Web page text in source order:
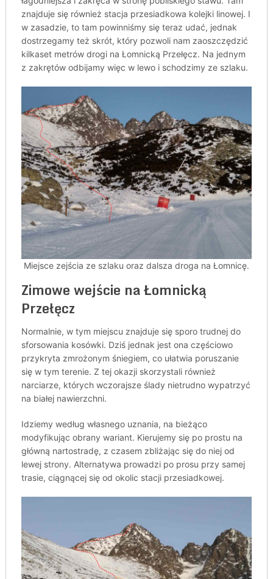
znajduje się również stacja przesiadkowa kolejki linowej. I
w zasadzie, to tam powinniśmy się teraz udać, jednak
dostrzegamy też skrót, który pozwoli nam zaoszczędzić
kilkaset metrów drogi na Łomnicką Przełęcz. Na jednym
z zakrętów odbijamy więc w lewo i schodzimy ze szlaku.
Miejsce zejścia ze szlaku oraz dalsza droga na Łomnicę.
Zimowe wejście na Łomnicką
Przełęcz
Normalnie, w tym miejscu znajduje się sporo trudnej do
sforsowania kosówki. Dziś jednak jest ona częściowo
przykryta zmrożonym śniegiem, co ułatwia poruszanie
się w tym terenie. Z tej okazji skorzystali również
narciarze, których wczorajsze ślady nietrudno wypatrzyć
na białej nawierzchni.
Idziemy według własnego uznania, na bieżąco
modyfikując obrany wariant. Kierujemy się po prostu na
główną nartostradę, z czasem zbliżając się do niej od
lewej strony. Alternatywa prowadzi po prosu przy samej
trasie, ciągnącej się od okolic stacji przesiadkowej.